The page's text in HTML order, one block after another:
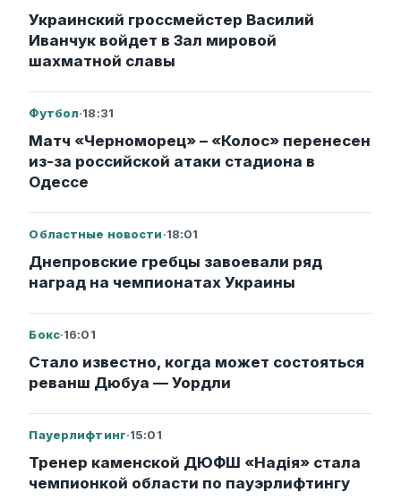
Украинский гроссмейстер Василий
Иванчук войдет в Зал мировой
шахматной славы
Футбол·18:31
Матч «Черноморец» – «Колос» перенесен
из-за российской атаки стадиона в
Одессе
Областные новости·18:01
Днепровские гребцы завоевали ряд
наград на чемпионатах Украины
Бокс·16:01
Стало известно, когда может состояться
реванш Дюбуа — Уордли
Пауерлифтинг·15:01
Тренер каменской ДЮФШ «Надія» стала
чемпионкой области по пауэрлифтингу